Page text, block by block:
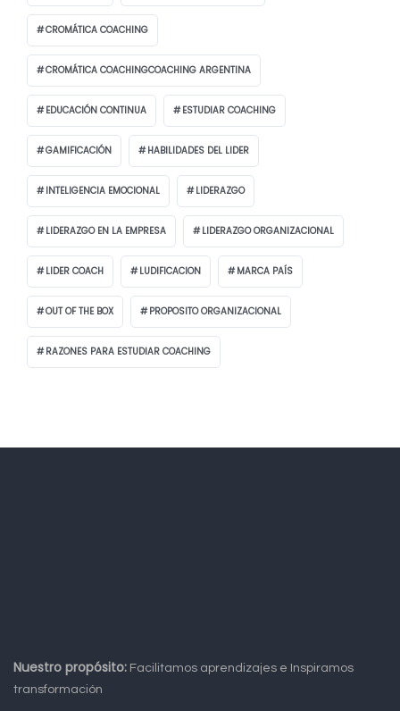
CROMÁTICA COACHING
CROMÁTICA COACHINGCOACHING ARGENTINA
EDUCACIÓN CONTINUA ESTUDIAR COACHING
GAMIFICACIÓN HABILIDADES DEL LIDER
INTELIGENCIA EMOCIONAL LIDERAZGO
LIDERAZGO EN LA EMPRESA LIDERAZGO ORGANIZACIONAL
LIDER COACH LUDIFICACION MARCA PAÍS
OUT OF THE BOX PROPOSITO ORGANIZACIONAL
RAZONES PARA ESTUDIAR COACHING
Nuestro propósito: Facilitamos aprendizajes e Inspiramos
transformación